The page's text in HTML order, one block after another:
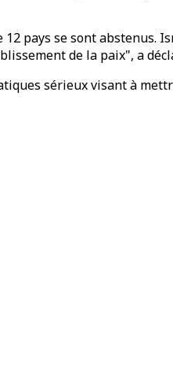
pays se sont abstenus.
de la paix", a
sérieux visant à